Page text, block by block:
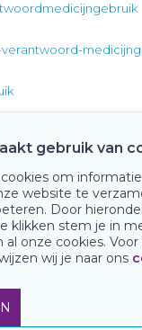
verantwoord-
Onze keurmerken
gebruik van
om
website te
Door
klikken stem je in
al onze cookies.
wij je naar ons